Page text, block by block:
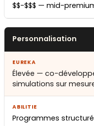
$$-$$$ — mid-
Personnalisation
Élevée — co-
simulations sur
Programmes